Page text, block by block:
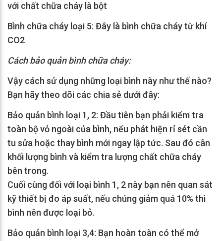
với chất chữa cháy là bột
Bình chữa cháy loại 5: Đây là bình chữa cháy từ khí
CO2
Cách bảo quản bình chữa cháy:
Vậy cách sử dụng những loại bình này như thế nào?
Bạn hãy theo dõi các chia sẻ dưới đây:
Bảo quản bình loại 1, 2: Đầu tiên bạn phải kiểm tra
toàn bộ vỏ ngoài của bình, nếu phát hiện rỉ sét cần
tu sửa hoặc thay bình mới ngay lập tức. Sau đó cân
khối lượng bình và kiểm tra lượng chất chữa cháy
bên trong.
Cuối cùng đối với loại bình 1, 2 này bạn nên quan sát
kỹ thiết bị đo áp suất, nếu chúng giảm quá 10% thì
bình nên được loại bỏ.
Bảo quản bình loại 3,4: Bạn hoàn toàn có thể mở